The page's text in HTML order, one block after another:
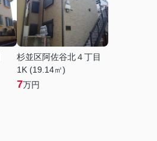
杉並区阿佐谷北４丁目
1K (19.14㎡)
7万円